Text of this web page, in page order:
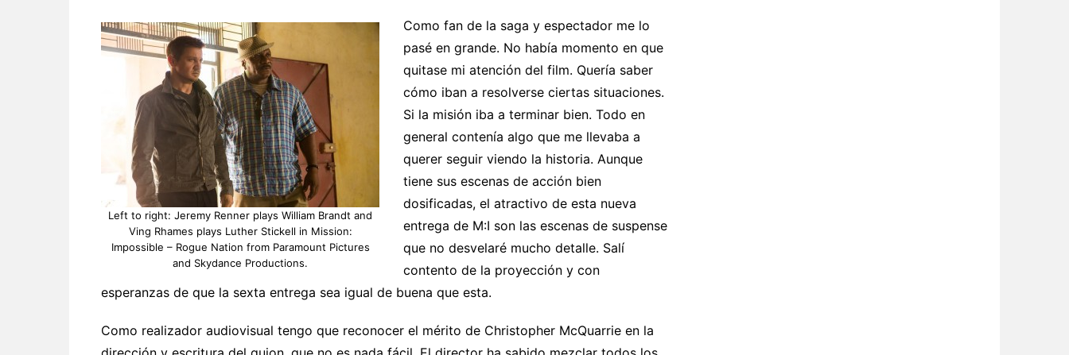
Left to right: Jeremy Renner plays William Brandt and
Ving Rhames plays Luther Stickell in Mission:
Impossible – Rogue Nation from Paramount Pictures
and Skydance Productions.
Como fan de la saga y espectador me lo
pasé en grande. No había momento en que
quitase mi atención del film. Quería saber
cómo iban a resolverse ciertas situaciones.
Si la misión iba a terminar bien. Todo en
general contenía algo que me llevaba a
querer seguir viendo la historia. Aunque
tiene sus escenas de acción bien
dosificadas, el atractivo de esta nueva
entrega de M:I son las escenas de suspense
que no desvelaré mucho detalle. Salí
contento de la proyección y con
esperanzas de que la sexta entrega sea igual de buena que esta.
Como realizador audiovisual tengo que reconocer el mérito de Christopher McQuarrie en la